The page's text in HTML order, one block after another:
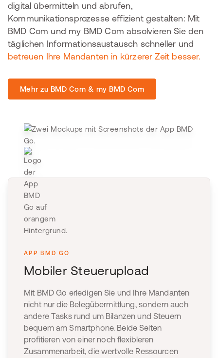
digital übermitteln und abrufen,
Kommunikationsprozesse effizient gestalten: Mit
BMD Com und my BMD Com absolvieren Sie den
täglichen Informationsaustausch schneller und
betreuen Ihre Mandanten in kürzerer Zeit besser.
Mehr zu BMD Com & my BMD Com
APP BMD GO
Mobiler Steuerupload
Mit BMD Go erledigen Sie und Ihre Mandanten
nicht nur die Belegübermittlung, sondern auch
andere Tasks rund um Bilanzen und Steuern
bequem am Smartphone. Beide Seiten
profitieren von einer noch flexibleren
Zusammenarbeit, die wertvolle Ressourcen